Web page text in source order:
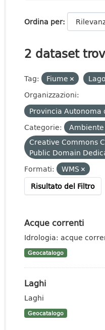
Ordina per
2 dataset
Tag: Fiume Lago
Organizzazioni:
Provincia Autonoma
Categorie:
Ambiente
Creative Commons
Public Domain
Formati:
WMS
Risultato del Filtro
Acque correnti
Idrologia: acque
Geocatalogo
Laghi
Laghi
Geocatalogo